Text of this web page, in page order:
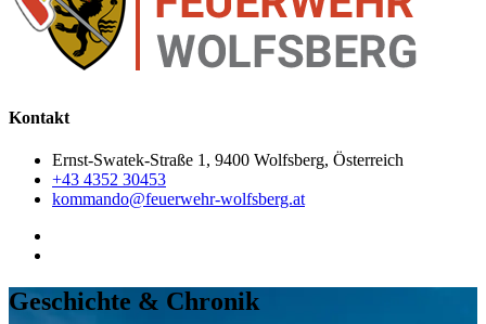
Kontakt
Ernst-Swatek-Straße 1, 9400 Wolfsberg, Österreich
+43 4352 30453
kommando@feuerwehr-wolfsberg.at
Geschichte & Chronik